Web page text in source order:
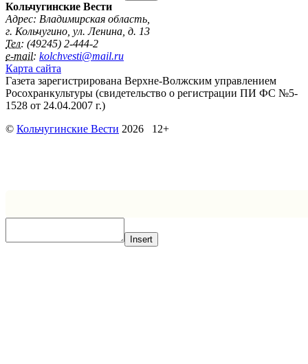
Кольчугинские Вести
Адрес: Владимирская область,
г. Кольчугино, ул. Ленина, д. 13
Тел: (49245) 2-444-2
e-mail: kolchvesti@mail.ru
Карта сайта
Газета зарегистрирована Верхне-Волжским управлением
Росохранкультуры (свидетельство о регистрации ПИ ФС №5-
1528 от 24.04.2007 г.)
© Кольчугинские Вести 2026 12+
Insert